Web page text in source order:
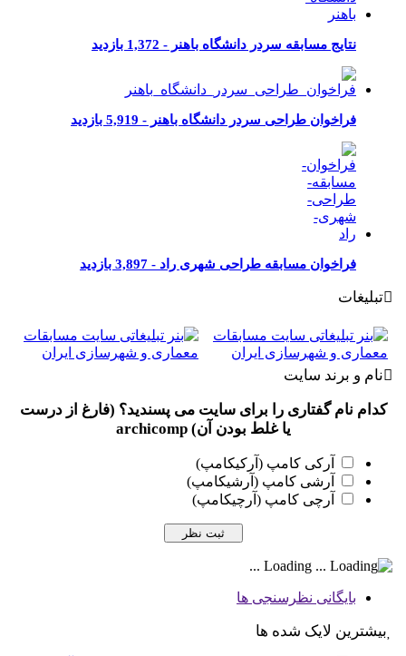
نتایج مسابقه سردر دانشگاه باهنر - 1,372 بازدید
فراخوان طراحی سردر دانشگاه باهنر - 5,919 بازدید
فراخوان مسابقه طراحی شهری راد - 3,897 بازدید
تبلیغات
نام و برند سایت
کدام نام گفتاری را برای سایت می پسندید؟ (فارغ از درست
یا غلط بودن آن) archicomp
آرکی کامپ (آرکیکامپ)
آرشی کامپ (آرشیکامپ)
آرچی کامپ (آرچیکامپ)
Loading ...
بایگانی نظرسنجی ها
بیشترین لایک شده ها